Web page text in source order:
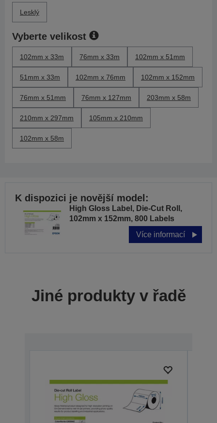
Lesklý
Vyberte velikost
102mm x 33m 76mm x 33m 102mm x 51mm
51mm x 33m 102mm x 76mm 102mm x 152mm
76mm x 51mm 76mm x 127mm 203mm x 58m
210mm x 297mm 105mm x 210mm
102mm x 58m
K dispozici je novější model:
High Gloss Label, Die-Cut Roll,
102mm x 152mm, 800 Labels
Více informací
Jiné produkty v řadě